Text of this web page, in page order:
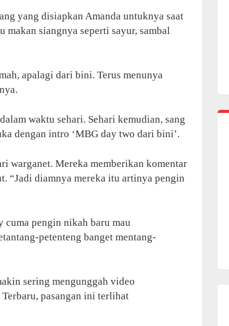
yang disiapkan Amanda untuknya saat
makan siangnya seperti sayur, sambal
apalagi dari bini. Terus menunya
waktu sehari. Sehari kemudian, sang
dengan intro ‘MBG day two dari bini’.
warganet. Mereka memberikan komentar
“Jadi diamnya mereka itu artinya pengin
pengin nikah baru mau
petenteng banget mentang-
sering mengunggah video
pasangan ini terlihat